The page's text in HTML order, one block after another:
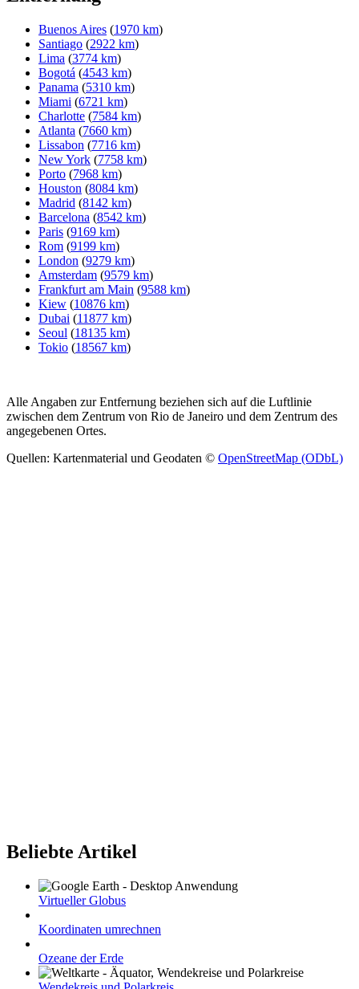
Buenos Aires (1970 km)
Santiago (2922 km)
Lima (3774 km)
Bogotá (4543 km)
Panama (5310 km)
Miami (6721 km)
Charlotte (7584 km)
Atlanta (7660 km)
Lissabon (7716 km)
New York (7758 km)
Porto (7968 km)
Houston (8084 km)
Madrid (8142 km)
Barcelona (8542 km)
Paris (9169 km)
Rom (9199 km)
London (9279 km)
Amsterdam (9579 km)
Frankfurt am Main (9588 km)
Kiew (10876 km)
Dubai (11877 km)
Seoul (18135 km)
Tokio (18567 km)
Alle Angaben zur Entfernung beziehen sich auf die Luftlinie
zwischen dem Zentrum von Rio de Janeiro und dem Zentrum des
angegebenen Ortes.
Quellen: Kartenmaterial und Geodaten © OpenStreetMap (ODbL)
Beliebte Artikel
Virtueller Globus
Koordinaten umrechnen
Ozeane der Erde